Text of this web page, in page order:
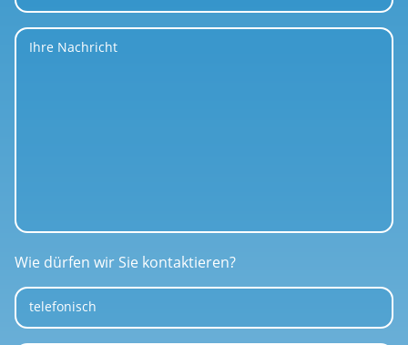
Ihre Nachricht
Wie dürfen wir Sie kontaktieren?
telefonisch